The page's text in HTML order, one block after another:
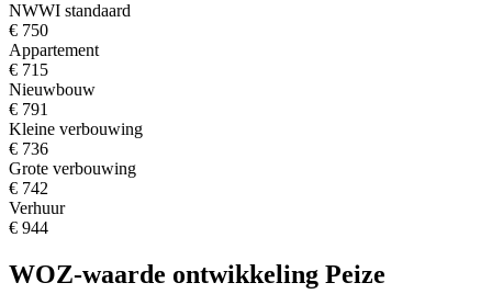
NWWI standaard
€ 750
Appartement
€ 715
Nieuwbouw
€ 791
Kleine verbouwing
€ 736
Grote verbouwing
€ 742
Verhuur
€ 944
WOZ-waarde ontwikkeling Peize